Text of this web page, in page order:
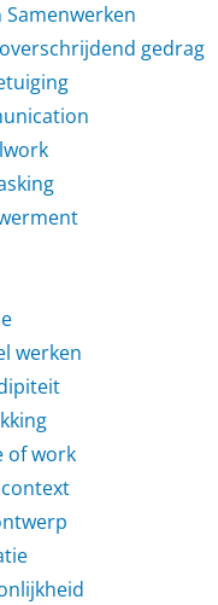
Samenwerken
gedrag
werken
of work